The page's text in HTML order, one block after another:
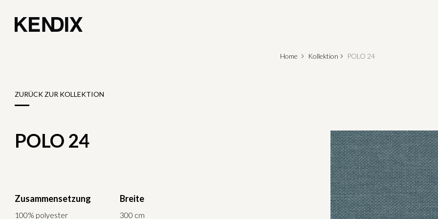
Home Kollektion POLO 24
ZURÜCK ZUR KOLLEKTION
POLO 24
Zusammensetzung
100% polyester
Breite
300 cm